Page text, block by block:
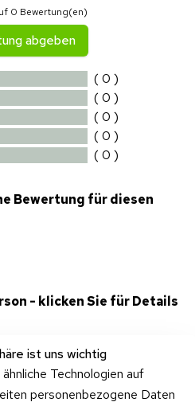
0 Bewertung(en)
abgeben
( 0 )
( 0 )
( 0 )
( 0 )
( 0 )
Bewertung für diesen
- klicken Sie für Details
ist uns wichtig
Technologien auf
personenbezogene Daten